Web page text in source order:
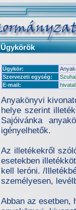
Ügykörök
Ügykör:
Szervezeti egység:
E-mail:
Anyakönyvi
helye szerint
Sajóivánka
igényelhetők.
Az illetékekről
esetekben
kell leróni. /
személyesen,
Abban az esetben,